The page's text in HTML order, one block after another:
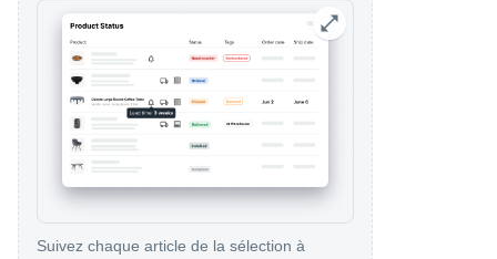
Suivez chaque article de la sélection à